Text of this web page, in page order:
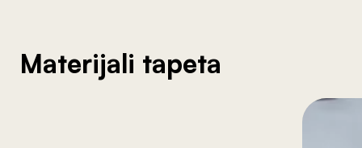
Materijali tapeta